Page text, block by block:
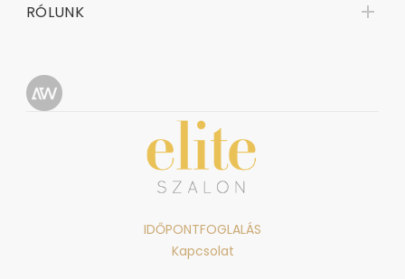
RÓLUNK
IDŐPONTFOGLALÁS
Kapcsolat